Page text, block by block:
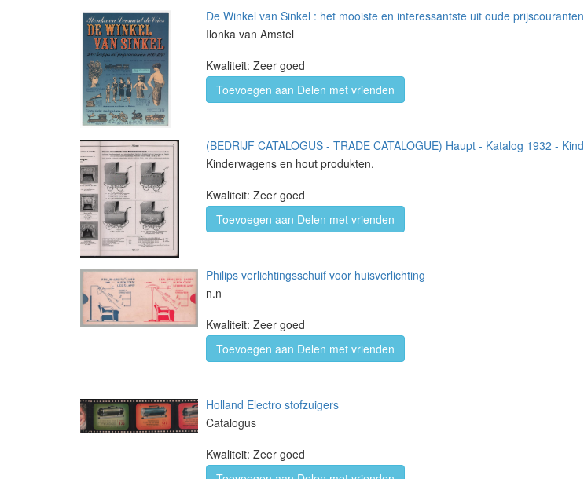
De Winkel van Sinkel : het mooiste en interessantste uit oude prijscouranten
Ilonka van Amstel
Kwaliteit: Zeer goed
Toevoegen aan Delen met vrienden
(BEDRIJF CATALOGUS - TRADE CATALOGUE) Haupt - Katalog 1932 -
Kinderwagens en hout produkten.
Kwaliteit: Zeer goed
Toevoegen aan Delen met vrienden
Philips verlichtingsschuif voor huisverlichting
n.n
Kwaliteit: Zeer goed
Toevoegen aan Delen met vrienden
Holland Electro stofzuigers
Catalogus
Kwaliteit: Zeer goed